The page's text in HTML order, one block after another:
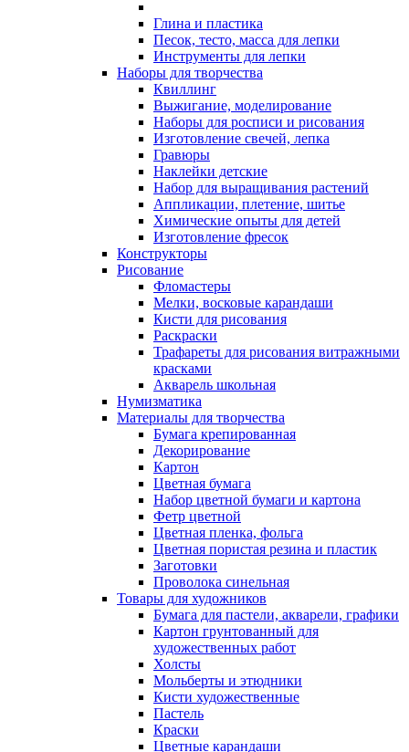
Глина и пластика
Песок, тесто, масса для лепки
Инструменты для лепки
Наборы для творчества
Квиллинг
Выжигание, моделирование
Наборы для росписи и рисования
Изготовление свечей, лепка
Гравюры
Наклейки детские
Набор для выращивания растений
Аппликации, плетение, шитье
Химические опыты для детей
Изготовление фресок
Конструкторы
Рисование
Фломастеры
Мелки, восковые карандаши
Кисти для рисования
Раскраски
Трафареты для рисования витражными
красками
Акварель школьная
Нумизматика
Материалы для творчества
Бумага крепированная
Декорирование
Картон
Цветная бумага
Набор цветной бумаги и картона
Фетр цветной
Цветная пленка, фольга
Цветная пористая резина и пластик
Заготовки
Проволока синельная
Товары для художников
Бумага для пастели, акварели, графики
Картон грунтованный для
художественных работ
Холсты
Мольберты и этюдники
Кисти художественные
Пастель
Краски
Цветные карандаши